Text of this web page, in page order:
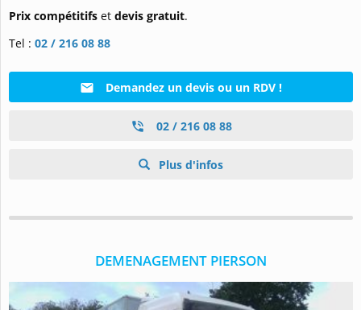
Prix compétitifs et devis gratuit.
Tel : 02 / 216 08 88
Demandez un devis ou un RDV !
02 / 216 08 88
Plus d'infos
DEMENAGEMENT PIERSON